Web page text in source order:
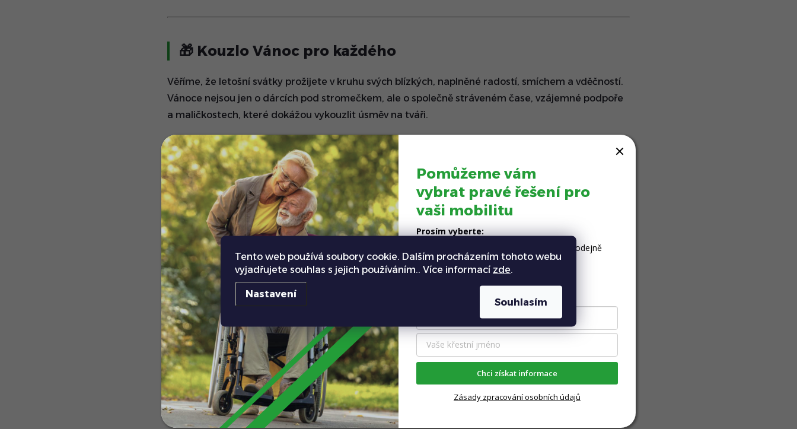
Tento web používá soubory cookie. Dalším procházením tohoto webu
vyjadřujete souhlas s jejich používáním.. Více informací zde.
Nastavení
Souhlasím
🎁 Kouzlo Vánoc pro každého
Věříme, že letošní svátky prožijete v kruhu svých blízkých, naplněné radostí, smíchem a vděčností.
Vánoce nejsou jen o dárcích pod stromečkem, ale o společně stráveném čase, vzájemné podpoře
a maličkostech, které dokážou vykouzlit úsměv na tváři.
Ať už trávíte Vánoce doma, na cestách nebo v přírodě, přejeme vám, aby byly přesně takové, jaké
si je přejete – krásné, pohodové a nezapomenutelné.
🎆Co přinese nový rok?
S novým rokem přichází nové výzvy, příležitosti a přání. V Eroute jsme připraveni i nadále pracovat
na tom, abychom vám pomohli žít nezávislý a aktivní život díky našim elektrickým vozíkům a
skútrům. Ať už bude váš rok 2024 jakýkoliv, nezapomeňte si ho užít naplno!
❤️Děkujeme, že jste s námi
Z celého srdce vám přejemeveselé Vánoce, mnoho zdraví, štěstí a radosti do nového roku
2024. Těšíme se na další spolupráci a na to, že vám budeme moci i nadále přinášet svobodu
pohybu a úsměv na tvář.
Pomůžeme vám
vybrat pravé řešení pro
vaši mobilitu
Prosím vyberte:
Chci vyzkoušet produkt doma / na prodejně
Chci zaslat katalog všech produktů
Chci získat informace
Zásady zpracování osobních údajů